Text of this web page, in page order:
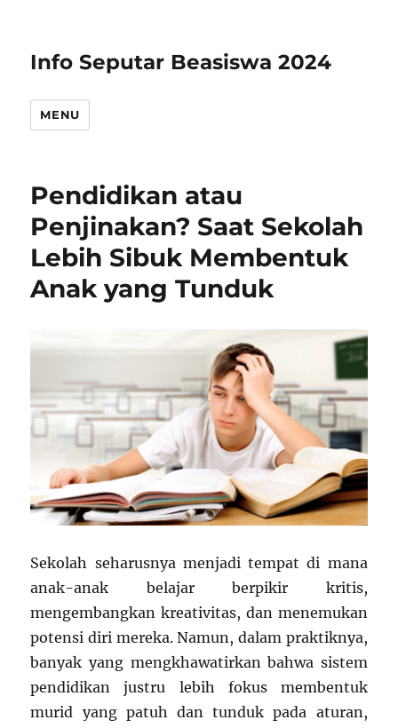
Info Seputar Beasiswa 2024
MENU
Pendidikan atau
Penjinakan? Saat Sekolah
Lebih Sibuk Membentuk
Anak yang Tunduk
Sekolah seharusnya menjadi tempat di mana
anak-anak belajar berpikir kritis,
mengembangkan kreativitas, dan menemukan
potensi diri mereka. Namun, dalam praktiknya,
banyak yang mengkhawatirkan bahwa sistem
pendidikan justru lebih fokus membentuk
murid yang patuh dan tunduk pada aturan,